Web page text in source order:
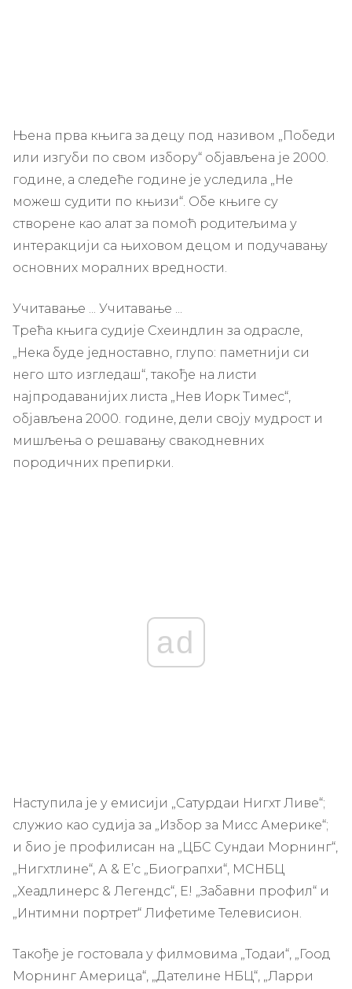
Њена прва књига за децу под називом „Победи
или изгуби по свом избору“ објављена је 2000.
године, а следеће године је уследила „Не
можеш судити по књизи“. Обе књиге су
створене као алат за помоћ родитељима у
интеракцији са њиховом децом и подучавању
основних моралних вредности.
Учитавање ... Учитавање ...
Трећа књига судије Схеиндлин за одрасле,
„Нека буде једноставно, глупо: паметнији си
него што изгледаш“, такође на листи
најпродаванијих листа „Нев Иорк Тимес“,
објављена 2000. године, дели своју мудрост и
мишљења о решавању свакодневних
породичних препирки.
ad
Наступила је у емисији „Сатурдаи Нигхт Ливе“;
служио као судија за „Избор за Мисс Америке“;
и био је профилисан на „ЦБС Сундаи Морнинг“,
„Нигхтлине“, А & Е’с „Биограпхи“, МСНБЦ
„Хеадлинерс & Легендс“, Е! „Забавни профил“ и
„Интимни портрет“ Лифетиме Телевисион.
Такође је гостовала у филмовима „Тодаи“, „Гоод
Морнинг Америца“, „Дателине НБЦ“, „Ларри